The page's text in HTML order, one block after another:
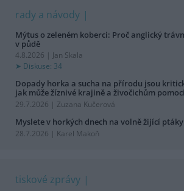
rady a návody
Mýtus o zeleném koberci: Proč anglický
v půdě
4.8.2026 | Jan Skala
Diskuse: 34
Dopady horka a sucha na přírodu jsou
jak může žíznivé krajině a živočichům
29.7.2026 | Zuzana Kučerová
Myslete v horkých dnech na volně žijící
28.7.2026 | Karel Makoň
tiskové zprávy